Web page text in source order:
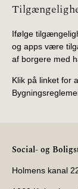
Ifølge
og apps være
af borgere med
Klik på linket for
Social- og
Holmens kanal